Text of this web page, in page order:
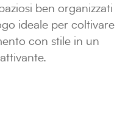
ben organizzati
ideale per coltivare
con stile in un